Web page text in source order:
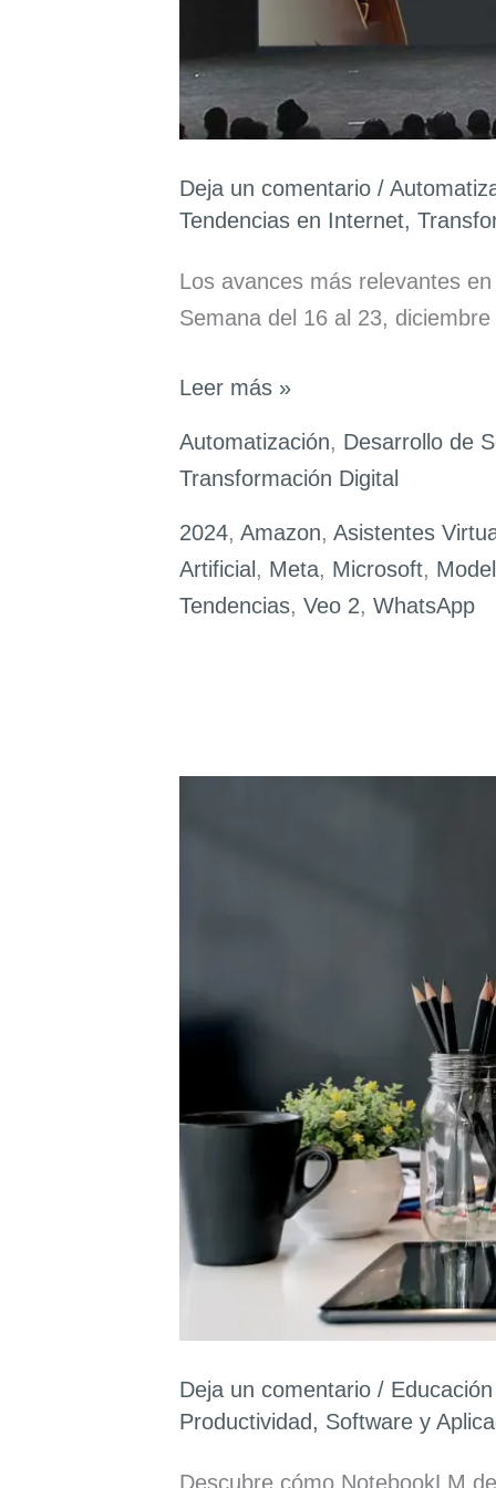
Deja un comentario /
Tendencias en Internet,
Los avances más relevantes
Semana del 16 al 23, diciembre
Avances
Resumen
de
la
Leer más »
Automatización, Desarrollo de
Transformación Digital
2024, Amazon, Asistentes
Artificial , Meta, Microsoft,
Tendencias, Veo 2, WhatsApp
Deja un comentario /
Productividad, Software y
Descubre cómo NotebookLM